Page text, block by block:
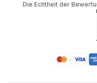
Die Echtheit der